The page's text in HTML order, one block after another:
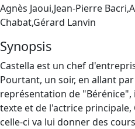
Agnès Jaoui,Jean-Pierre
Chabat,Gérard Lanvin
Synopsis
Castella est un chef
Pourtant, un soir, en allant
représentation de
texte et de l'actrice principale,
celle-ci va lui donner des